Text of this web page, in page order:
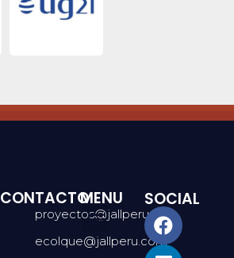
CONTACTO
proyectos@jallperu.com
ecolque@jallperu.com
MENU SOCIAL